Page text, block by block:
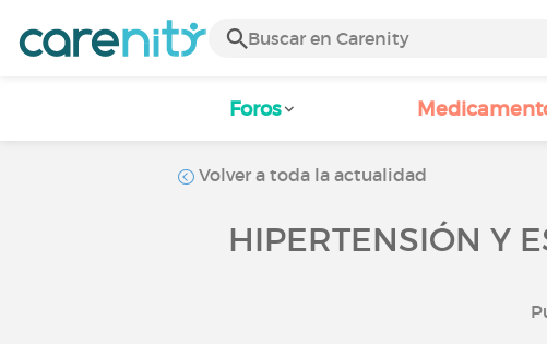
Foros
Volver a toda la actualidad
HIPERTENSIÓN Y